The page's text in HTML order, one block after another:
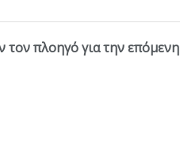
πλοηγό για την επόμενη